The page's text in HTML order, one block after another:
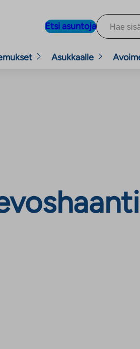
Etsi asuntoja
Asukkaalle